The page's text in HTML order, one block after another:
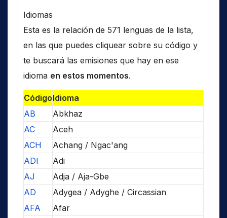
Idiomas
Esta es la relación de 571 lenguas de la lista,
en las que puedes cliquear sobre su código y
te buscará las emisiones que hay en ese
idioma en estos momentos.
CódigoIdioma
AB
Abkhaz
AC
Aceh
ACH
Achang / Ngac'ang
ADI
Adi
AJ
Adja / Aja-Gbe
AD
Adygea / Adyghe / Circassian
AFA
Afar